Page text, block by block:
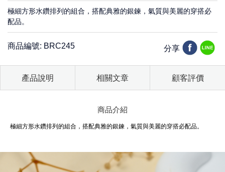
極細方形水鑽排列的組合，搭配典雅的銀鍊，氣質與美麗的穿搭必
配品。
商品編號: BRC245 分享
產品說明 相關文章 顧客評價
商品介紹
極細方形水鑽排列的組合，搭配典雅的銀鍊，氣質與美麗的穿搭必配品。